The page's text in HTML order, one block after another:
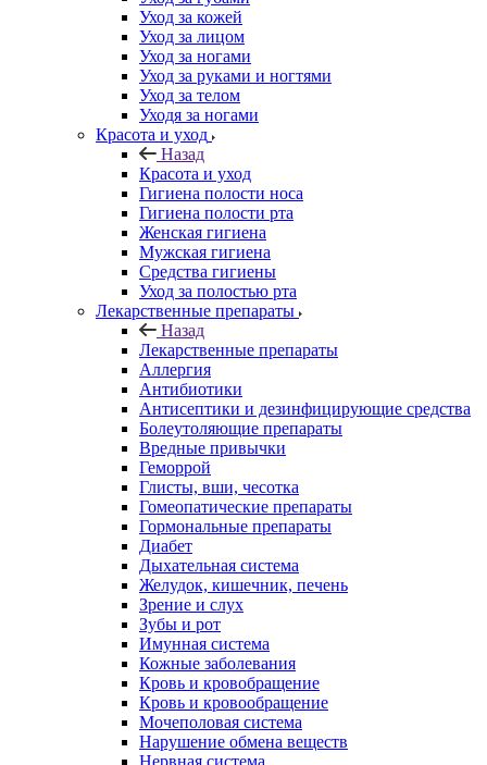
Уход за кожей
Уход за лицом
Уход за ногами
Уход за руками и ногтями
Уход за телом
Уходя за ногами
Красота и уход
Назад
Красота и уход
Гигиена полости носа
Гигиена полости рта
Женская гигиена
Мужская гигиена
Средства гигиены
Уход за полостью рта
Лекарственные препараты
Назад
Лекарственные препараты
Аллергия
Антибиотики
Антисептики и дезинфицирующие средства
Болеутоляющие препараты
Вредные привычки
Геморрой
Глисты, вши, чесотка
Гомеопатические препараты
Гормональные препараты
Диабет
Дыхательная система
Желудок, кишечник, печень
Зрение и слух
Зубы и рот
Имунная система
Кожные заболевания
Кровь и кровобращение
Кровь и кровообращение
Мочеполовая система
Нарушение обмена веществ